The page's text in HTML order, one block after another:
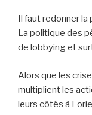
Il faut redonner la
La politique des
de lobbying et
Alors que les
multiplient les
leurs côtés à